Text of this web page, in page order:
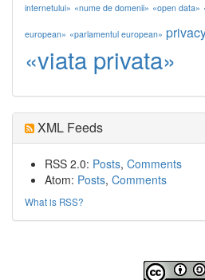
internetului» «nume de domenii» «open data»
european» «parlamentul european»
«viata privata»
XML Feeds
RSS 2.0: Posts, Comments
Atom: Posts, Comments
What is RSS?